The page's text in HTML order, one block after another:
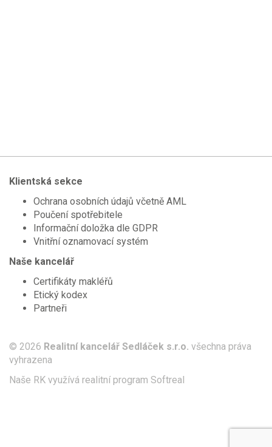
Klientská sekce
Ochrana osobních údajů včetně AML
Poučení spotřebitele
Informační doložka dle GDPR
Vnitřní oznamovací systém
Naše kancelář
Certifikáty makléřů
Etický kodex
Partneři
© 2026 Realitní kancelář Sedláček s.r.o. všechna práva
vyhrazena
Naše RK využívá realitní program Softreal